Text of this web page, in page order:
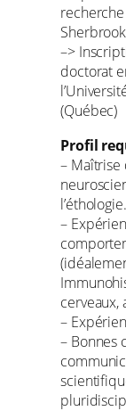
–>
doctorat
(Québec)
Profil
– Maîtrise
l’éthologie.
–
cerveaux,
–
– Bonnes